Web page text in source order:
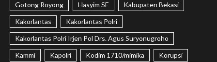
Gotong Royong Hasyim SE Kabupaten Bekasi
Kakorlantas Kakorlantas Polri
Kakorlantas Polri Irjen Pol Drs. Agus Suryonugroho
Kammi Kapolri Kodim 1710/mimika Korupsi